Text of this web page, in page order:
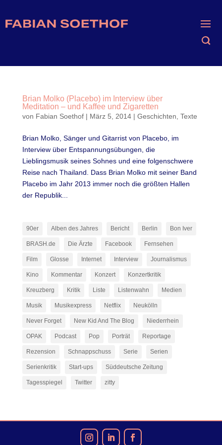
Brian Molko (Placebo) im Interview über
Meditation – und Kaffee und Zigaretten
von Fabian Soethof| März 5, 2014| Geschichten Texte
Brian Molko, Sänger und Gitarrist von Placebo, im
Interview über Entspannungsübungen, die
Lieblingsmusik seines Sohnes und eine folgenschwere
Reise nach Thailand. Dass Brian Molko mit seiner Band
Placebo im Jahr 2013 immer noch die größten Hallen
der Republik...
90er Alben des Jahres Bericht Berlin Bon Iver
BRASH.de Die Ärzte Facebook Fernsehen
Film Glosse Internet Interview Journalismus
Kino Kommentar Konzert Konzertkritik
Kreuzberg Kritik Liste Listenwahn Medien
Musik Musikexpress Netflix Neukölln
Never Forget New Kid And The Blog Niederrhein
OPAK Podcast Pop Porträt Reportage
Rezension Schnappschuss Serie Serien
Serienkritik Start-ups Süddeutsche Zeitung
Tagesspiegel Twitter zitty